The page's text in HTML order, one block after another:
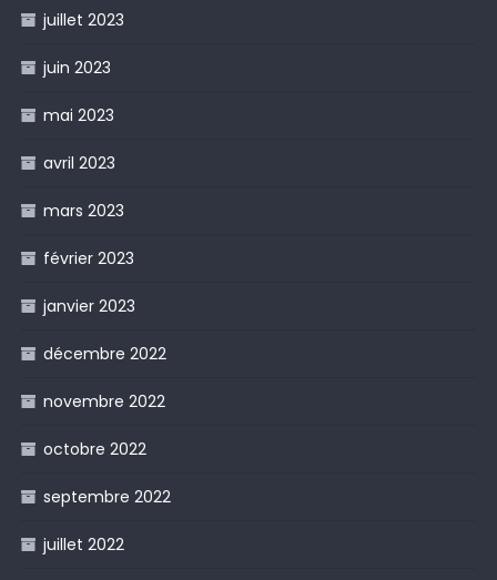
juillet 2023
juin 2023
mai 2023
avril 2023
mars 2023
février 2023
janvier 2023
décembre 2022
novembre 2022
octobre 2022
septembre 2022
juillet 2022